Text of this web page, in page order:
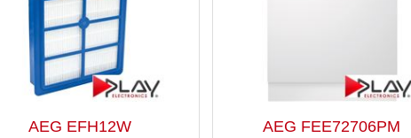
AEG EFH12W AEG FEE72706PM